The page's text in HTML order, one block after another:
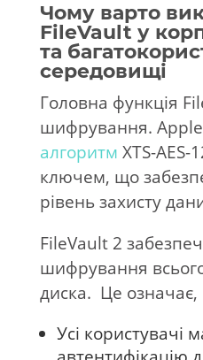
Чому варто
FileVault у
та
середовищі
Головна функція
шифрування. Apple
алгоритм XTS-AES-
ключем, що
рівень захисту
FileVault 2
шифрування
диска. Це
Усі користувачі